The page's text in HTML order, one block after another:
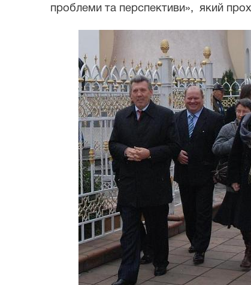
проблеми та перспективи», який